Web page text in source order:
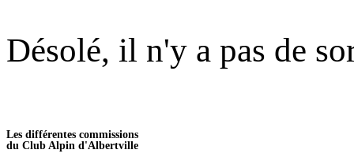
Désolé, il n'y a pas de
Les différentes commissions
du Club Alpin d'Albertville